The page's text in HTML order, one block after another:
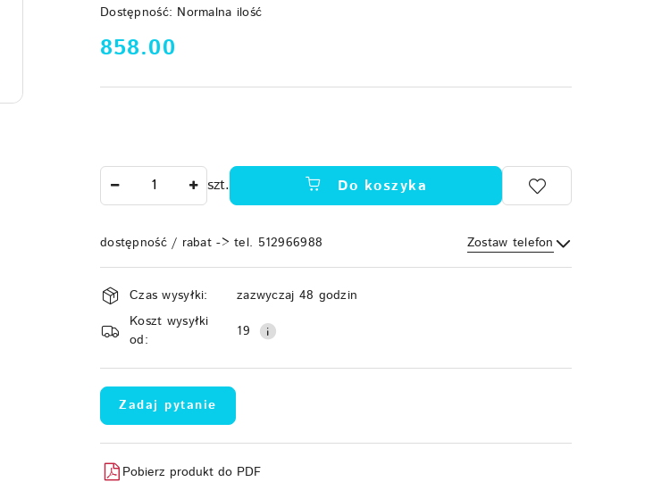
Dostępność: Normalna ilość
cena:
858.00
szt. Do koszyka
dostępność / rabat -> tel. 512966988 Zostaw telefon
Wyślij
Dostępność
i
dostawa
Czas wysyłki:
zazwyczaj 48 godzin
Koszt wysyłki
od:
19
Zadaj pytanie
Pobierz produkt do PDF